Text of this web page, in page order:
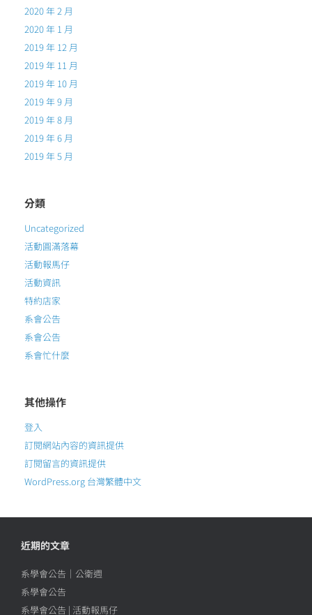
2020 年 2 月
2020 年 1 月
2019 年 12 月
2019 年 11 月
2019 年 10 月
2019 年 9 月
2019 年 8 月
2019 年 6 月
2019 年 5 月
分類
Uncategorized
活動圓滿落幕
活動報馬仔
活動資訊
特約店家
系會公告
系會公告
系會忙什麼
其他操作
登入
訂閱網站內容的資訊提供
訂閱留言的資訊提供
WordPress.org 台灣繁體中文
近期的文章
系學會公告｜公衛週
系學會公告
系學會公告 | 活動報馬仔